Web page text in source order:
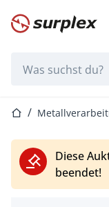
Startseite
Startseite
Diese
beendet!